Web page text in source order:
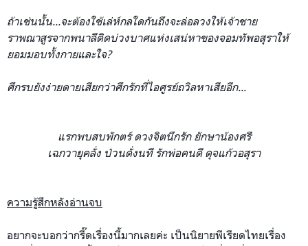
ถ้าเช่นนั้น...จะต้องใช้เล่ห์กลใดกันถึงจะล่อลวงให้เจ้าชาย
ราพณาสูรจากพนาลีติดบ่วงบาศแห่งเสน่หาของจอมทัพอสุราให้
ยอมมอบทั้งกายและใจ?
ศึกรบยังง่ายดายเสียกว่าศึกรักที่ไอศูรย์ถวิลหาเสียอีก...
แรกพบสบพักตร์ ดวงจิตนึกรัก ยักษาน้องศรี
เฉกวายุคลั่ง ป่วนดั่งนที รักพ่อคนดี ดุจแก้วอสุรา
ความรู้สึกหลังอ่านจบ
อยากจะบอกว่ากรี๊ดเรื่องนี้มากเลยค่ะ เป็นนิยายพีเรียดไทยเรื่อง